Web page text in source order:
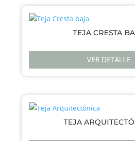
TEJA CRESTA
VER DETALLE
TEJA